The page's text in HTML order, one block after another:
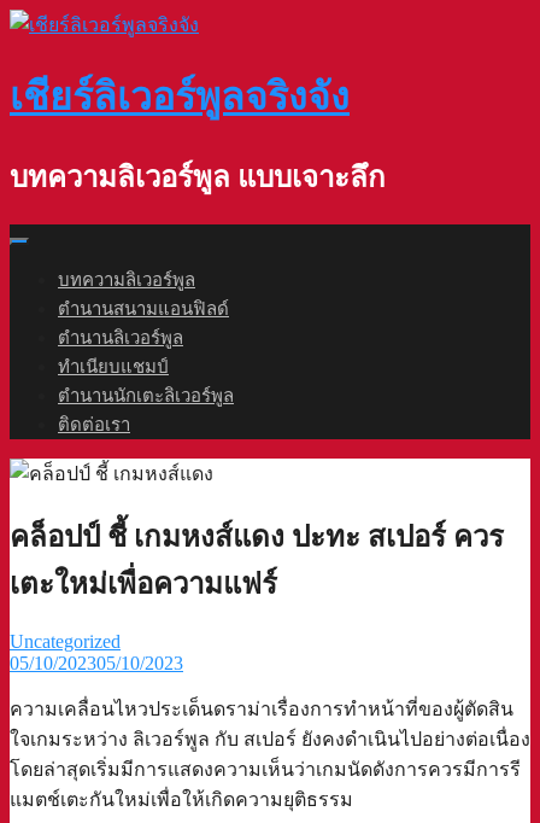
Skip
เชียร์ลิเวอร์พูลจริงจัง
บทความลิเวอร์พูล แบบเจาะลึก
บทความลิเวอร์พูล
ตำนานสนามแอนฟิลด์
ตำนานลิเวอร์พูล
ทำเนียบแชมป์
ตำนานนักเตะลิเวอร์พูล
ติดต่อเรา
คล็อปป์ ชี้ เกมหงส์แดง ปะทะ สเปอร์ ควร
เตะใหม่เพื่อความแฟร์
Uncategorized
05/10/202305/10/2023
ความเคลื่อนไหวประเด็นดราม่าเรื่องการทำหน้าที่ของผู้ตัดสิน
ใจเกมระหว่าง ลิเวอร์พูล กับ สเปอร์ ยังคงดำเนินไปอย่างต่อเนื่อง
โดยล่าสุดเริ่มมีการแสดงความเห็นว่าเกมนัดดังการควรมีการรี
แมตช์เตะกันใหม่เพื่อให้เกิดความยุติธรรม